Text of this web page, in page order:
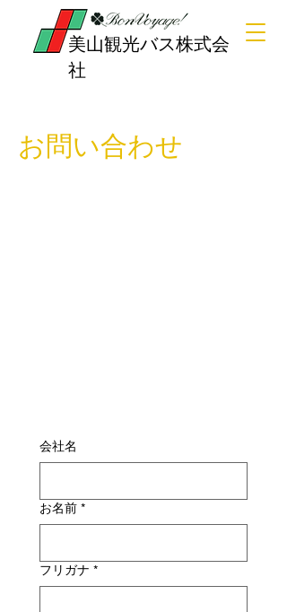
​美山観光バス株式会
社
お問い合わせ
会社名
お名前 *
フリガナ *